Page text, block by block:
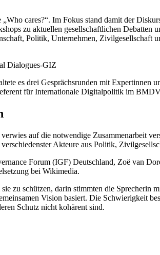
cares?“. Im Fokus stand damit der
zu aktuellen gesellschaftlichen Debatten
Politik, Unternehmen, Zivilgesellschaft
Dialogues-GIZ
es drei Gesprächsrunden mit Expertinnen
für Internationale Digitalpolitik im
auf die notwendige Zusammenarbeit
Akteure aus Politik,
Forum (IGF) Deutschland, Zoë van
bei Wikimedia.
zu schützen, darin stimmten die Sprecherin
Vision basiert. Die Schwierigkeit
Schutz nicht kohärent sind.